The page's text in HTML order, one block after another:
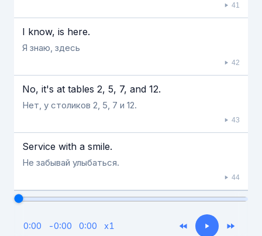
41
I know, is here.
Я знаю, здесь
42
No, it's at tables 2, 5, 7, and 12.
Нет, у столиков 2, 5, 7 и 12.
43
Service with a smile.
Не забывай улыбаться.
44
0:00 -0:00 0:00 x1